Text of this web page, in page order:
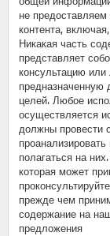
не предоставляем
контента,
Никакая часть
представляет
консультацию
предназначенную
целей. Любое
осуществляется
должны провести
полагаться на
которая может
прежде чем
содержание на
предложения